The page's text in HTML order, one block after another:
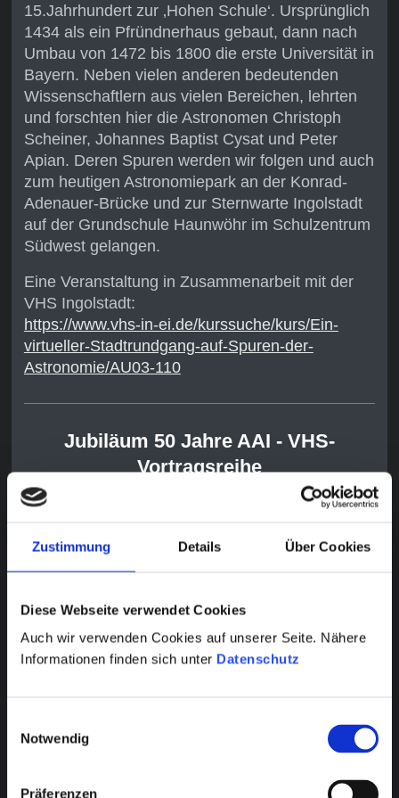
Zustimmung Details Über Cookies
Diese Webseite verwendet Cookies
Auch wir verwenden Cookies auf unserer Seite. Nähere
Informationen finden sich unter Datenschutz
Notwendig
Präferenzen
15.Jahrhundert zur ‚Hohen Schule‘. Ursprünglich
1434 als ein Pfründnerhaus gebaut, dann nach
Umbau von 1472 bis 1800 die erste Universität in
Bayern. Neben vielen anderen bedeutenden
Wissenschaftlern aus vielen Bereichen, lehrten
und forschten hier die Astronomen Christoph
Scheiner, Johannes Baptist Cysat und Peter
Apian. Deren Spuren werden wir folgen und auch
zum heutigen Astronomiepark an der Konrad-
Adenauer-Brücke und zur Sternwarte Ingolstadt
auf der Grundschule Haunwöhr im Schulzentrum
Südwest gelangen.
Eine Veranstaltung in Zusammenarbeit mit der
VHS Ingolstadt:
https://www.vhs-in-ei.de/kurssuche/kurs/Ein-
virtueller-Stadtrundgang-auf-Spuren-der-
Astronomie/AU03-110
Jubiläum 50 Jahre AAI - VHS-
Vortragsreihe
Di, 08.04.2025, 19:30 Uhr